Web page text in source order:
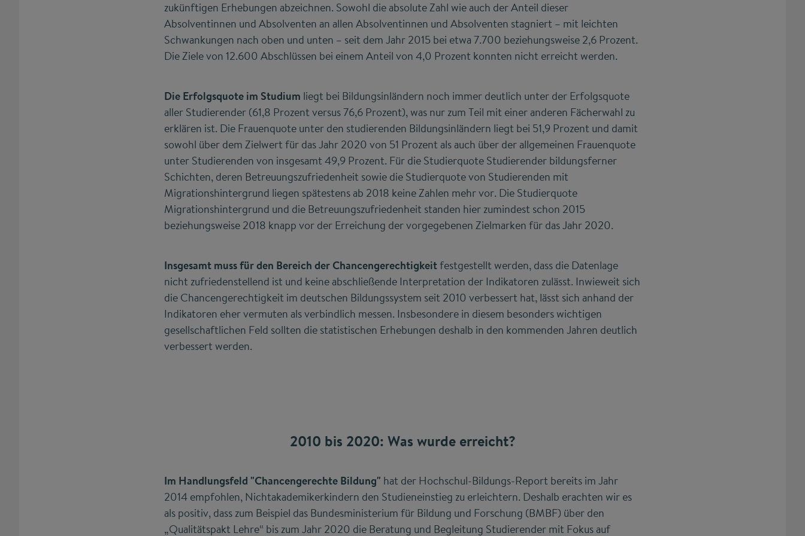
zukünftigen Erhebungen abzeichnen. Sowohl die absolute Zahl wie auch der Anteil dieser
Absolventinnen und Absolventen an allen Absolventinnen und Absolventen stagniert – mit leichten
Schwankungen nach oben und unten – seit dem Jahr 2015 bei etwa 7.700 beziehungsweise 2,6 Prozent.
Die Ziele von 12.600 Abschlüssen bei einem Anteil von 4,0 Prozent konnten nicht erreicht werden.
Die Erfolgsquote im Studium liegt bei Bildungsinländern noch immer deutlich unter der Erfolgsquote
aller Studierender (61,8 Prozent versus 76,6 Prozent), was nur zum Teil mit einer anderen Fächerwahl zu
erklären ist. Die Frauenquote unter den studierenden Bildungsinländern liegt bei 51,9 Prozent und damit
sowohl über dem Zielwert für das Jahr 2020 von 51 Prozent als auch über der allgemeinen Frauenquote
unter Studierenden von insgesamt 49,9 Prozent. Für die Studierquote Studierender bildungsferner
Schichten, deren Betreuungszufriedenheit sowie die Studierquote von Studierenden mit
Migrationshintergrund liegen spätestens ab 2018 keine Zahlen mehr vor. Die Studierquote
Migrationshintergrund und die Betreuungszufriedenheit standen hier zumindest schon 2015
beziehungsweise 2018 knapp vor der Erreichung der vorgegebenen Zielmarken für das Jahr 2020.
Insgesamt muss für den Bereich der Chancengerechtigkeitfestgestellt werden, dass die Datenlage
nicht zufriedenstellend ist und keine abschließende Interpretation der Indikatoren zulässt. Inwieweit sich
die Chancengerechtigkeit im deutschen Bildungssystem seit 2010 verbessert hat, lässt sich anhand der
Indikatoren eher vermuten als verbindlich messen. Insbesondere in diesem besonders wichtigen
gesellschaftlichen Feld sollten die statistischen Erhebungen deshalb in den kommenden Jahren deutlich
verbessert werden.
2010 bis 2020: Was wurde erreicht?
Im Handlungsfeld "Chancengerechte Bildung" hat der Hochschul-Bildungs-Report bereits im Jahr
2014 empfohlen, Nichtakademikerkindern den Studieneinstieg zu erleichtern. Deshalb erachten wir es
als positiv, dass zum Beispiel das Bundesministerium für Bildung und Forschung (BMBF) über den
„Qualitätspakt Lehre“ bis zum Jahr 2020 die Beratung und Begleitung Studierender mit Fokus auf